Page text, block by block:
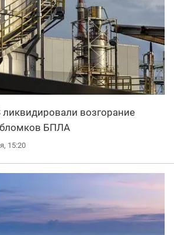
возгорание
БПЛА
15:20